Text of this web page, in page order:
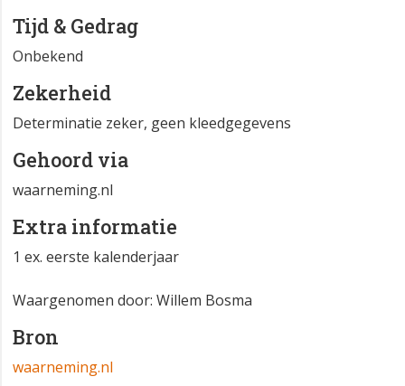
Tijd & Gedrag
Onbekend
Zekerheid
Determinatie zeker, geen kleedgegevens
Gehoord via
waarneming.nl
Extra informatie
1 ex. eerste kalenderjaar
Waargenomen door: Willem Bosma
Bron
waarneming.nl